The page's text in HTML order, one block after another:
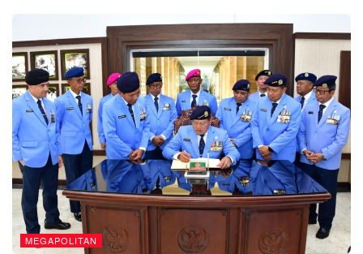
MEGAPOLITAN